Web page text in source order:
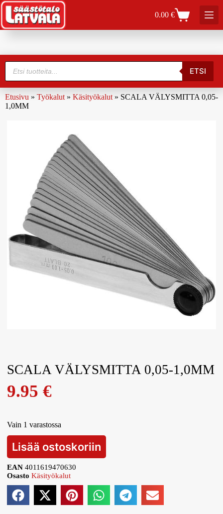
0.00€
ETSI
Etusivu » Työkalut » Käsityökalut » SCALA VÄLYSMITTA 0,05-
1,0MM
SCALA VÄLYSMITTA 0,05-1,0MM
9.95€
Vain 1 varastossa
Lisää ostoskoriin
EAN4011619470630
Osasto Käsityökalut